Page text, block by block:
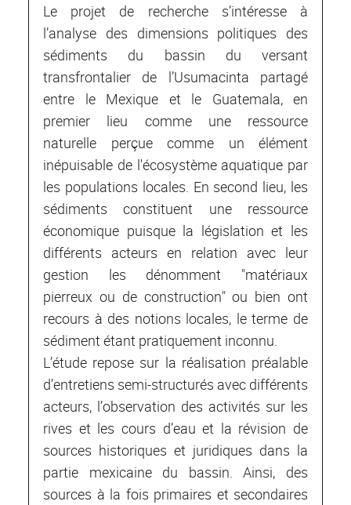
Le projet de recherche s’intéresse à
l’analyse des dimensions politiques des
sédiments du bassin du versant
transfrontalier de l’Usumacinta partagé
entre le Mexique et le Guatemala, en
premier lieu comme une ressource
naturelle perçue comme un élément
inépuisable de l'écosystème aquatique par
les populations locales. En second lieu, les
sédiments constituent une ressource
économique puisque la législation et les
différents acteurs en relation avec leur
gestion les dénomment "matériaux
pierreux ou de construction" ou bien ont
recours à des notions locales, le terme de
sédiment étant pratiquement inconnu.
L’étude repose sur la réalisation préalable
d’entretiens semi-structurés avec différents
acteurs, l’observation des activités sur les
rives et les cours d’eau et la révision de
sources historiques et juridiques dans la
partie mexicaine du bassin. Ainsi, des
sources à la fois primaires et secondaires